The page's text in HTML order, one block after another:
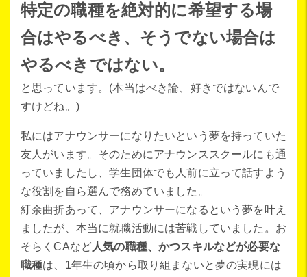
特定の職種を絶対的に希望する場
合はやるべき、そうでない場合は
やるべきではない。
と思っています。(本当はべき論、好きではないんで
すけどね。)
私にはアナウンサーになりたいという夢を持っていた
友人がいます。そのためにアナウンススクールにも通
っていましたし、学生団体でも人前に立って話すよう
な役割を自ら選んで務めていました。
紆余曲折あって、アナウンサーになるという夢を叶え
ましたが、本当に就職活動には苦戦していました。お
そらくCAなど人気の職種、かつスキルなどが必要な
職種は、1年生の頃から取り組まないと夢の実現には